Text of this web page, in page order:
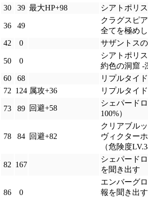
30 39 最大HP+98 シアトポリ
36 49
クラグスピ
全てを極め
42 0 サザントス
50 0
シアトポリ
約色の洞窟 -
60 68
リプルタイ
72 124 属攻+36 リプルタイ
73 89 回避+58
シェパード
100%）
78 84 回避+82
クリアブル
ヴィクター
（危険度
82 167
シェパード
を聞き出す
86 0
エンバーグ
報を聞き出